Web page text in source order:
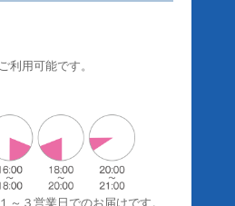
用可能です。
３営業日でのお届けです。